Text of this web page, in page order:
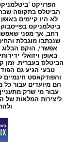
הפרויקט
הביטלס בתקופה
לא היו קיימים
ביטלמניקס
רחב, אך מפני
שנכתבו מוגבלת
אפשרי, הוקם
באופן ויזואלי
הביטלס בעברית. זמן
טבעי הגיע גם
והפודקאסט חינמיים
הם מיועדים עבור כל
עבור מי שרק
ליצירות המלאות של